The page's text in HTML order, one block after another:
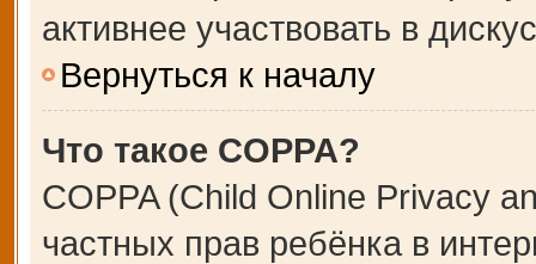
активнее участвовать в
Вернуться к началу
Что такое COPPA?
COPPA (Child Online Privacy
частных прав ребёнка в